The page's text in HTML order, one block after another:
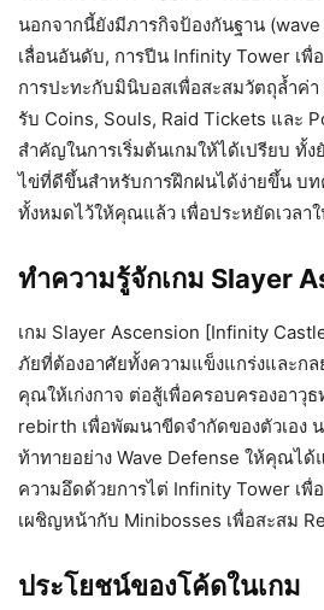
นอกจากนี้ยังมีภารกิจป้องกันฐาน
เลื่อนอันดับ, การปีน Infinity Tower เพื่
การปะทะกับมินิบอสเพื่อสะสมวัตถุล้ำค่า
รับ Coins, Souls, Raid Tickets และ
สำคัญในการเริ่มต้นเกมให้ได้เปรียบ ทั้
ไข่ที่ดีขึ้นสำหรับการฝึกฝนได้ง่ายขึ้น บ
ทั้งหมดไว้ให้คุณแล้ว เพื่อประหยัดเวลา
ทำความรู้จักเกม Slayer
เกม Slayer Ascension [Infinity
ภัยที่ต้องอาศัยทั้งความแข็งแกร่งและก
คุณให้เก่งกาจ ต่อสู้เพื่อครอบครองอาวุ
rebirth เพื่อพัฒนาขีดจำกัดของตัวเอง
ท้าทายอย่าง Wave Defense ให้คุณไ
ความอึดด้วยการไต่ Infinity Tower เพื่
เผชิญหน้ากับ Minibosses เพื่อสะสม
ประโยชน์ของโค้ดในเกม